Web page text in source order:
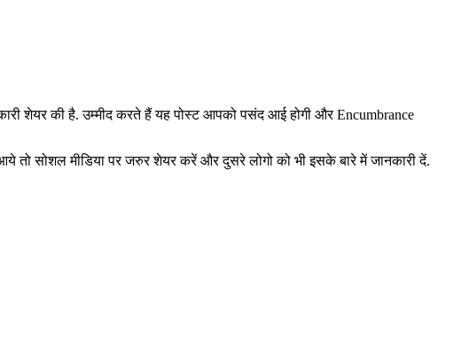
शेयर की है. उम्मीद करते हैं यह पोस्ट आपको पसंद आई होगी और Encumbrance
सोशल मीडिया पर जरुर शेयर करें और दुसरे लोगो को भी इसके बारे में जानकारी दें.